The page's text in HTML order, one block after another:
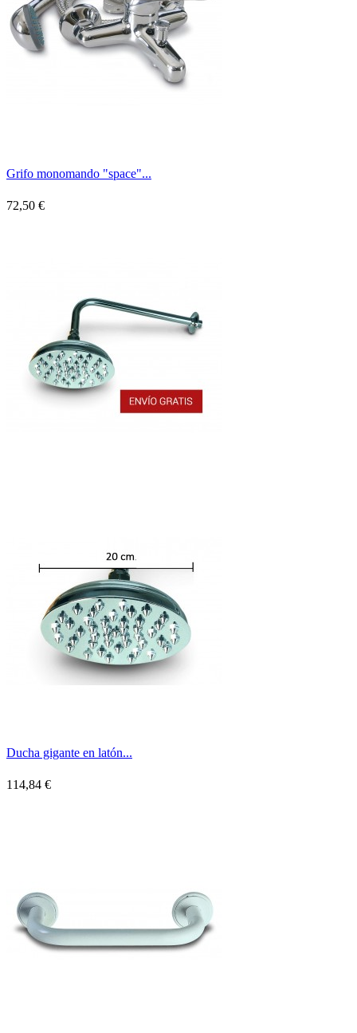
Grifo monomando "space"...
72,50 €
Ducha gigante en latón...
114,84 €